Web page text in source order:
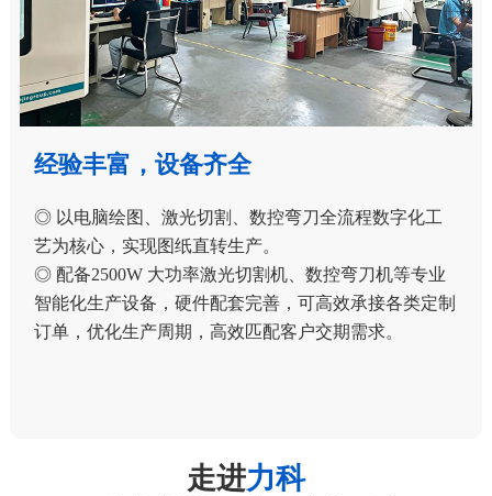
经验丰富，设备齐全
◎ 以电脑绘图、激光切割、数控弯刀全流程数字化工
艺为核心，实现图纸直转生产。
◎ 配备2500W 大功率激光切割机、数控弯刀机等专业
智能化生产设备，硬件配套完善，可高效承接各类定制
订单，优化生产周期，高效匹配客户交期需求。
走进力科